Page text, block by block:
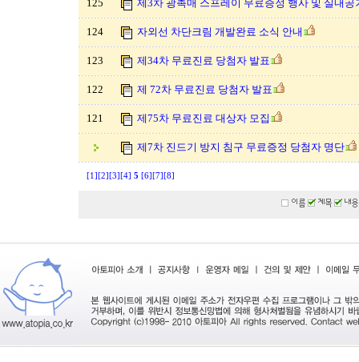
125 제3차 광촉매 스프레이 무료증정 행사 및 실내공
124 자외선 차단크림 개발완료 소식 안내
123 제34차 무료진료 당첨자 발표
122 제 72차 무료진료 당첨자 발표
121 제75차 무료진료 대상자 모집
제7차 진드기 방지 침구 무료증정 당첨자 명단
[1] [2] [3] [4] 5 [6] [7] [8]